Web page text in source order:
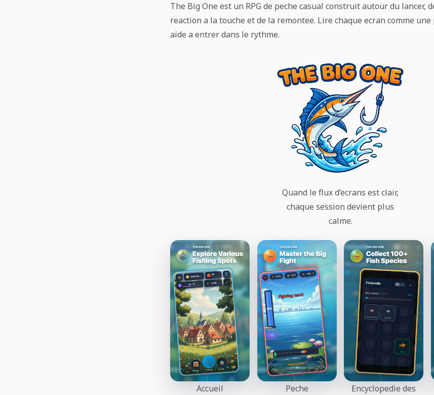
The Big One est un RPG de peche casual construit autour du lancer,
reaction a la touche et de la remontee. Lire chaque ecran comme
aide a entrer dans le rythme.
Quand le flux d’ecrans est clair,
chaque session devient plus
calme.
Accueil Peche
Encyclopedie des